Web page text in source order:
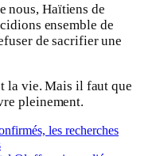
nous, Haïtiens de
ensemble de
de sacrifier une
la vie. Mais il faut que
pleinement.
les recherches